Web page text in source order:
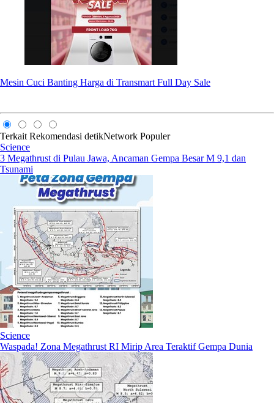
Mesin Cuci Banting Harga di Transmart Full Day Sale
Terkait Rekomendasi detikNetwork Populer
Science
3 Megathrust di Pulau Jawa, Ancaman Gempa Besar M 9,1 dan
Tsunami
Science
Waspada! Zona Megathrust RI Mirip Area Teraktif Gempa Dunia